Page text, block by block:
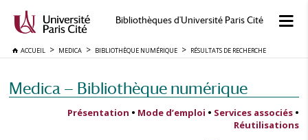
Bibliothèques d'Université Paris Cité
ACCUEIL MEDICA BIBLIOTHÈQUE NUMÉRIQUE RÉSULTATS DE RECHERCHE
Medica — Bibliothèque numérique
Présentation • Mode d’emploi • Services associés •
Réutilisations